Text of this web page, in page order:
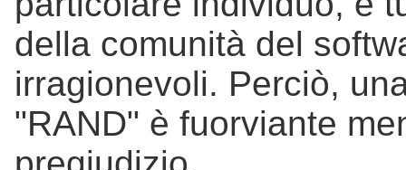
della comunità del
irragionevoli. Perciò,
"RAND" è fuorviante